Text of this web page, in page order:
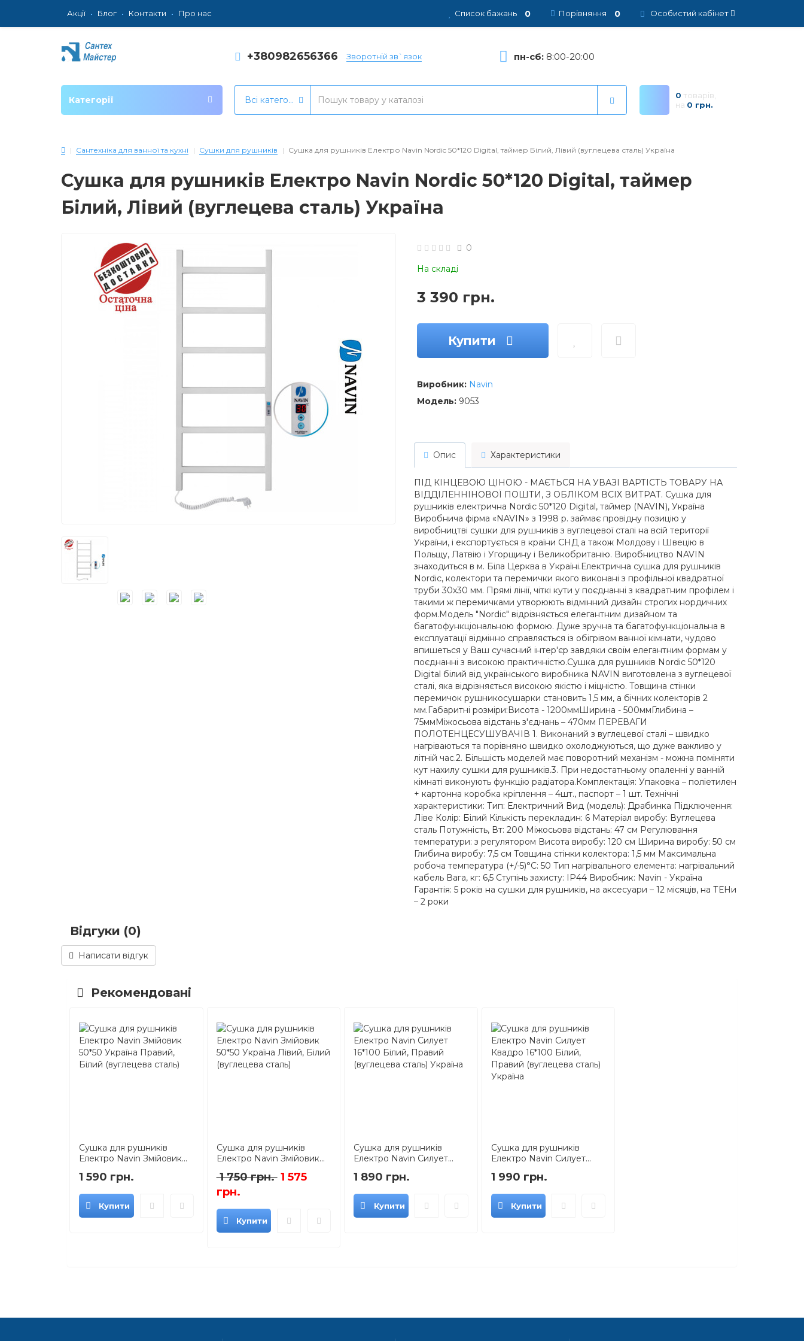
Акції Блог Контакти Про нас Особистий кабінет
Список бажань 0 Порівняння 0
+380982656366 Зворотній зв`язок пн-сб:8:00-20:00
Всі категорії 0 товарів,
на 0 грн.
Категорії
Сантехніка для ванної та кухні Сушки для рушників Сушка для рушників Електро Navin Nordic 50*120 Digital, таймер Білий, Лівий (вуглецева сталь) Україна
Сушка для рушників Електро Navin Nordic 50*120 Digital, таймер
Білий, Лівий (вуглецева сталь) Україна
0
На складі
3 390 грн.
Купити
Виробник: Navin
Модель: 9053
Опис Характеристики
ПІД КІНЦЕВОЮ ЦІНОЮ - МАЄТЬСЯ НА УВАЗІ ВАРТІСТЬ ТОВАРУ НА
ВІДДІЛЕННІНОВОЇ ПОШТИ, З ОБЛІКОМ ВСІХ ВИТРАТ. Сушка для
рушників електрична Nordic 50*120 Digital, таймер (NAVIN), Україна
Виробнича фірма «NAVIN» з 1998 р. займає провідну позицію у
виробництві сушки для рушників з вуглецевої сталі на всій території
України, і експортується в країни СНД а також Молдову і Швецію в
Польщу, Латвію і Угорщину і Великобританію. Виробництво NAVIN
знаходиться в м. Біла Церква в Україні.Електрична сушка для рушників
Nordic, колектори та перемички якого виконані з профільної квадратної
труби 30х30 мм. Прямі лінії, чіткі кути у поєднанні з квадратним профілем і
такими ж перемичками утворюють відмінний дизайн строгих нордичних
форм.Модель "Nordic" відрізняється елегантним дизайном та
багатофункціональною формою. Дуже зручна та багатофункціональна в
експлуатації відмінно справляється із обігрівом ванної кімнати, чудово
впишеться у Ваш сучасний інтер'єр завдяки своїм елегантним формам у
поєднанні з високою практичністю.Сушка для рушників Nordic 50*120
Digital білий від українського виробника NAVIN виготовлена з вуглецевої
сталі, яка відрізняється високою якістю і міцністю. Товщина стінки
перемичок рушникосушарки становить 1,5 мм, а бічних колекторів 2
мм.Габаритні розміри:Висота - 1200ммШирина - 500ммГлибина –
75ммМіжосьова відстань з'єднань – 470мм ПЕРЕВАГИ
ПОЛОТЕНЦЕСУШУВАЧІВ 1. Виконаний з вуглецевої сталі – швидко
нагріваються та порівняно швидко охолоджуються, що дуже важливо у
літній час.2. Більшість моделей має поворотний механізм - можна поміняти
кут нахилу сушки для рушників.3. При недостатньому опаленні у ванній
кімнаті виконують функцію радіатора.Комплектація: Упаковка – поліетилен
+ картонна коробка кріплення – 4шт., паспорт – 1 шт. Технічні
характеристики: Тип: Електричний Вид (модель): Драбинка Підключення:
Ліве Колір: Білий Кількість перекладин: 6 Матеріал виробу: Вуглецева
сталь Потужність, Вт: 200 Міжосьова відстань: 47 см Регулювання
температури: з регулятором Висота виробу: 120 см Ширина виробу: 50 см
Глибина виробу: 7,5 см Товщина стінки колектора: 1,5 мм Максимальна
робоча температура (+/-5)°C: 50 Тип нагрівального елемента: нагрівальний
кабель Вага, кг: 6,5 Ступінь захисту: IP44 Виробник: Navin - Україна
Гарантія: 5 років на сушки для рушників, на аксесуари – 12 місяців, на ТЕНи
– 2 роки
Відгуки (0)
Написати відгук
Рекомендовані
Сушка для рушників
Електро Navin Змійовик...
1 590 грн.
Купити
Сушка для рушників
Електро Navin Змійовик...
1 750 грн. 1 575
грн.
Купити
Сушка для рушників
Електро Navin Силует...
1 890 грн.
Купити
Сушка для рушників
Електро Navin Силует...
1 990 грн.
Купити